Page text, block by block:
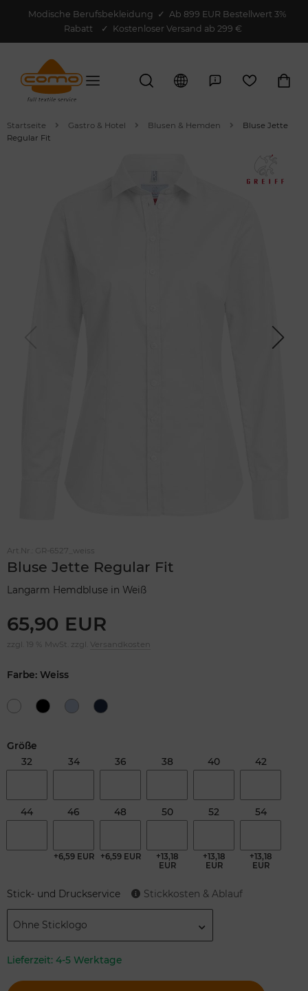
Modische Berufsbekleidung ✓ Ab 899 EUR Bestellwert 3%
Rabatt
✓ Kostenloser Versand ab 299 €
Startseite Gastro & Hotel Blusen & Hemden
Bluse Jette
Regular Fit
Next
Art.Nr.: GR-6527_weiss
Bluse Jette Regular Fit
Langarm Hemdbluse in Weiß
65,90 EUR
zzgl. 19 % MwSt. zzgl. Versandkosten
Farbe: Weiss
Größe
32
34 36 38 40 42
44 46
+6,59 EUR
48
+6,59 EUR
50
+13,18
EUR
52
+13,18
EUR
54
+13,18
EUR
Stick- und Druckservice Stickkosten & Ablauf
Ohne Sticklogo
Lieferzeit: 4-5 Werktage